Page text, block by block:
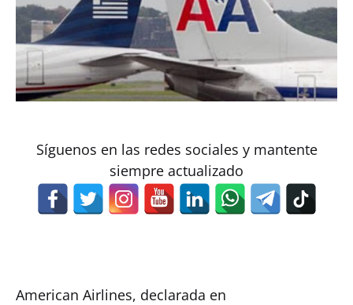
Síguenos en las redes sociales y mantente
siempre actualizado
American Airlines, declarada en